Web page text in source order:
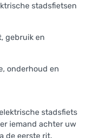
stadsfietsen
gebruik en
onderhoud en
stadsfiets
iemand achter uw
de eerste rit.